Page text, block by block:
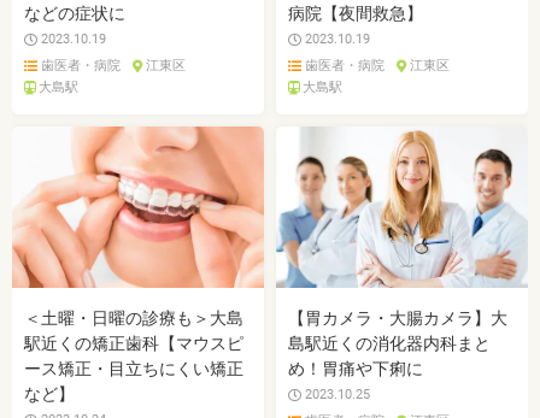
などの症状に
2023.10.19
歯医者・病院
江東区
大島駅
病院【夜間救急】
2023.10.19
歯医者・病院
江東区
大島駅
＜土曜・日曜の診療も＞大島
駅近くの矯正歯科【マウスピ
ース矯正・目立ちにくい矯正
など】
【胃カメラ・大腸カメラ】大
島駅近くの消化器内科まと
め！胃痛や下痢に
2023.10.25